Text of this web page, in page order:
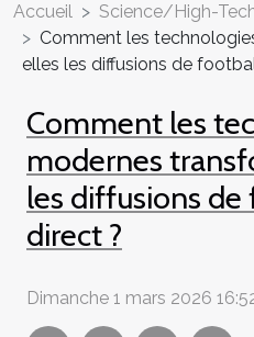
Accueil
Science/High-
Comment les
elles les diffusions de
Comment les
modernes
les diffusions
direct ?
Dimanche 1 mars 2026